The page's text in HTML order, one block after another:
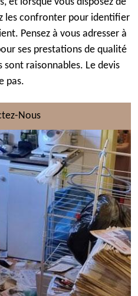
les confronter pour identifier
Pensez à vous adresser à
ses prestations de qualité
raisonnables. Le devis
pas.
Nous